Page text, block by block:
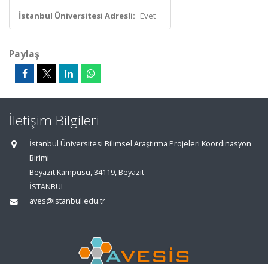
İstanbul Üniversitesi Adresli: Evet
Paylaş
İletişim Bilgileri
İstanbul Üniversitesi Bilimsel Araştırma Projeleri Koordinasyon
Birimi
Beyazıt Kampüsü, 34119, Beyazıt
İSTANBUL
aves@istanbul.edu.tr